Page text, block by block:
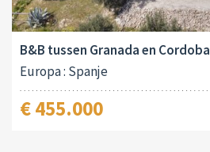
B&B tussen Granada en Cordoba
Europa : Spanje
€ 455.000